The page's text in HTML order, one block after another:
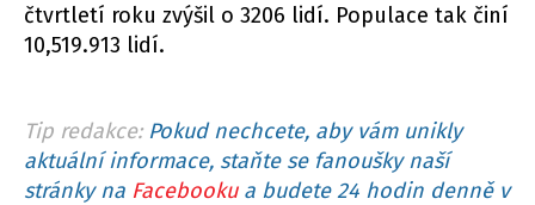
čtvrtletí roku zvýšil o 3206 lidí. Populace tak činí
10,519.913 lidí.
Tip redakce: Pokud nechcete, aby vám unikly
aktuální informace, staňte se fanoušky naší
stránky na Facebookua budete 24 hodin denně v